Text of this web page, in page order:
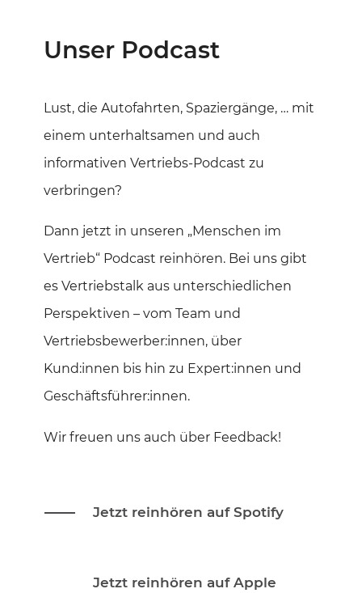
Unser Podcast
Lust, die Autofahrten, Spaziergänge, … mit
einem unterhaltsamen und auch
informativen Vertriebs-Podcast zu
verbringen?
Dann jetzt in unseren „Menschen im
Vertrieb“ Podcast reinhören. Bei uns gibt
es Vertriebstalk aus unterschiedlichen
Perspektiven – vom Team und
Vertriebsbewerber:innen, über
Kund:innen bis hin zu Expert:innen und
Geschäftsführer:innen.
Wir freuen uns auch über Feedback!
Jetzt reinhören auf Spotify
Jetzt reinhören auf Apple